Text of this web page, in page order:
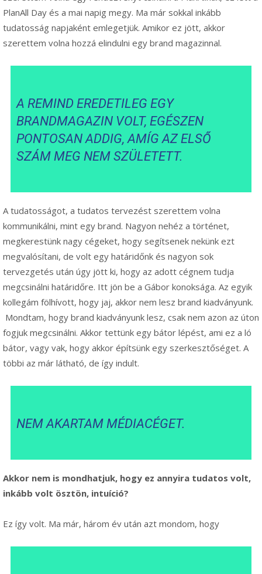
PlanAll Day és a mai napig megy. Ma már sokkal inkább
tudatosság napjaként emlegetjük. Amikor ez jött, akkor
szerettem volna hozzá elindulni egy brand magazinnal.
A REMIND EREDETILEG EGY
BRANDMAGAZIN VOLT, EGÉSZEN
PONTOSAN ADDIG, AMÍG AZ ELSŐ
SZÁM MEG NEM SZÜLETETT.
A tudatosságot, a tudatos tervezést szerettem volna
kommunikálni, mint egy brand. Nagyon nehéz a történet,
megkerestünk nagy cégeket, hogy segítsenek nekünk ezt
megvalósítani, de volt egy határidőnk és nagyon sok
tervezgetés után úgy jött ki, hogy az adott cégnem tudja
megcsinálni határidőre. Itt jön be a Gábor konoksága. Az egyik
kollegám fölhívott, hogy jaj, akkor nem lesz brand kiadványunk.
Mondtam, hogy brand kiadványunk lesz, csak nem azon az úton
fogjuk megcsinálni. Akkor tettünk egy bátor lépést, ami ez a ló
bátor, vagy vak, hogy akkor építsünk egy szerkesztőséget. A
többi az már látható, de így indult.
NEM AKARTAM MÉDIACÉGET.
Akkor nem is mondhatjuk, hogy ez annyira tudatos volt,
inkább volt ösztön, intuíció?
Ez így volt. Ma már, három év után azt mondom, hogy